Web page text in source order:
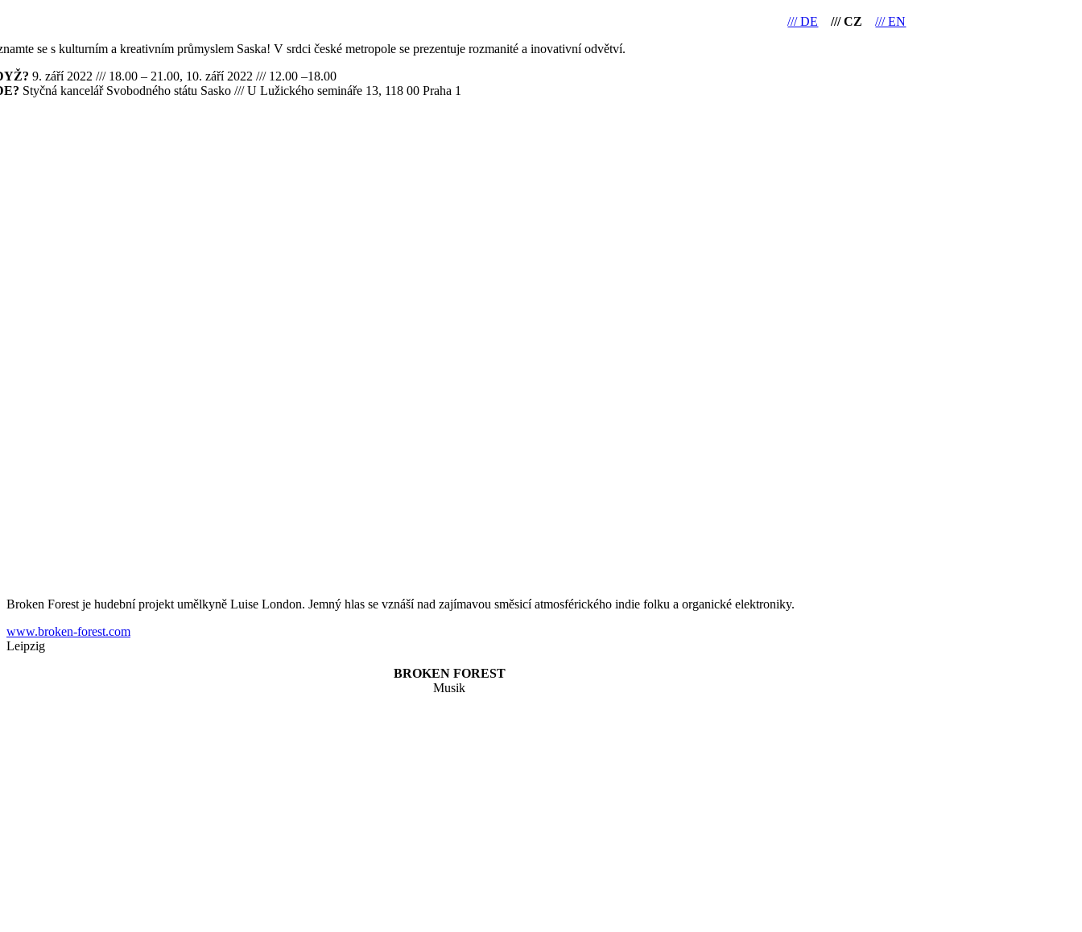
/// DE /// CZ
/// EN
se s kulturním a kreativním průmyslem Saska! V srdci české metropole se prezentuje rozmanité a inovativní odvětví.
9. září 2022 /// 18.00 – 21.00, 10. září 2022 /// 12.00 –18.00
Styčná kancelář Svobodného státu Sasko /// U Lužického semináře 13, 118 00 Praha 1
Broken Forest je hudební projekt umělkyně Luise London. Jemný hlas se vznáší nad zajímavou směsicí atmosférického indie folku a organické elektroniky.
www.broken-forest.com
Leipzig
BROKEN FOREST
Musik